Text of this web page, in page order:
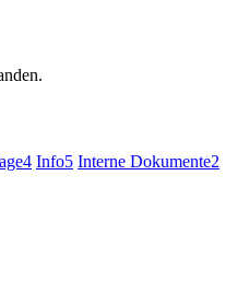
4 Info5 Interne Dokumente2